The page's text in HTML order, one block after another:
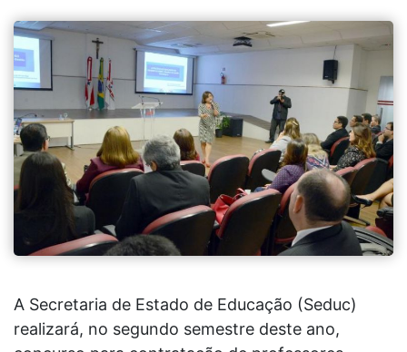
A Secretaria de Estado de Educação (Seduc)
realizará, no segundo semestre deste ano,